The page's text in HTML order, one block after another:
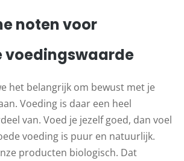
noten voor
voedingswaarde
het belangrijk om bewust met je
Voeding is daar een heel
van. Voed je jezelf goed, dan voel
voeding is puur en natuurlijk.
producten biologisch. Dat